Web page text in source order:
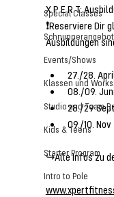
Special Classes
Events/Shows
Klassen und
Studio und Team
Kids & Teens
Starter Program
Intro to Pole
X P E R T:
❗️Reserviere Dir
Ausbildungen
27./28.
08./09.
28./29
09./10. Nov
↪️Alle Infos zu